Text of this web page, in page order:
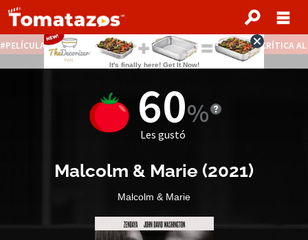
PELÍCULAS STREAMING GRATIS NOTICIAS DESTACADAS CRÍTICA
60
Les gustó
Malcolm & Marie (2021)
Malcolm & Marie